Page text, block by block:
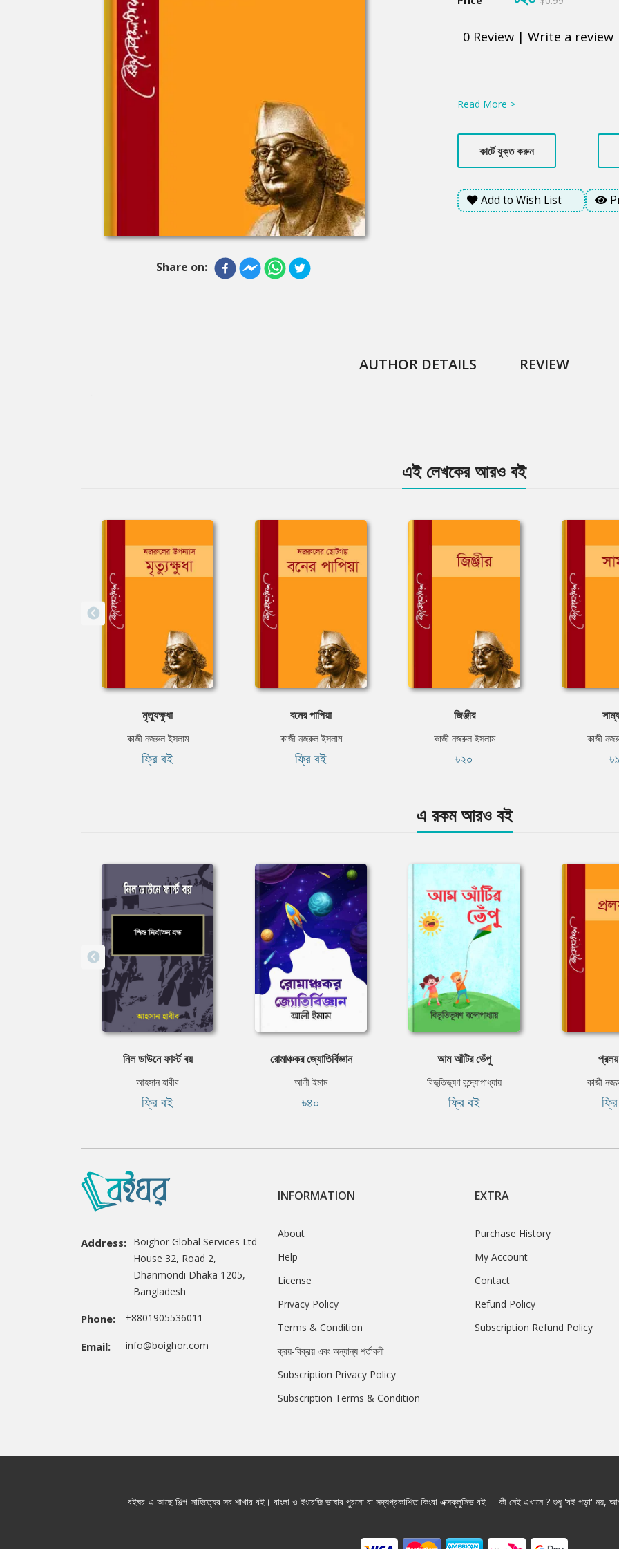
Share on:
0 Review | Write a review
Read More >
কার্টে যুক্ত করুন
Add to Wish List
AUTHOR DETAILS REVIEW
এই লেখকের আরও বই
মৃত্যুক্ষুধা
কাজী নজরুল ইসলাম
ফ্রি বই
বনের পাপিয়া
কাজী নজরুল ইসলাম
ফ্রি বই
জিঞ্জীর
কাজী নজরুল ইসলাম
৳২০
কাজী
এ রকম আরও বই
নিল ডাউনে ফার্স্ট বয়
আহসান হাবীব
ফ্রি বই
রোমাঞ্চকর জ্যোতির্বিজ্ঞান
আলী ইমাম
৳৪০
আম আঁটির ভেঁপু
বিভূতিভূষণ বন্দ্যোপাধ্যায়
ফ্রি বই
কাজী
Address: Boighor Global Services Ltd
House 32, Road 2,
Dhanmondi Dhaka 1205,
Bangladesh
Phone: +8801905536011
Email: info@boighor.com
INFORMATION
About
Help
License
Privacy Policy
Terms & Condition
ক্রয়-বিক্রয় এবং অন্যান্য শর্তাবলী
Subscription Privacy Policy
Subscription Terms & Condition
EXTRA
Purchase History
My Account
Contact
Refund Policy
Subscription Refund Policy
বইঘর-এ আছে শিল্প-সাহিত্যের সব শাখার বই। বাংলা ও ইংরেজি ভাষার পুরনো বা সদ্যপ্রকাশিত কিংবা এক্সক্লুসিভ বই— কী নেই এখানে ? শুধু 'বই পড়া' নয়,